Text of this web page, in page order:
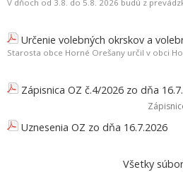
V dňoch od 3.8. do 5.8. 2026 budú z
Určenie volebných okrskov a
Starosta obce Horné Orešany určil v obci
Zápisnica OZ č.4/2026 zo dňa
Uznesenia OZ zo dňa 16.7.2026
Všetky